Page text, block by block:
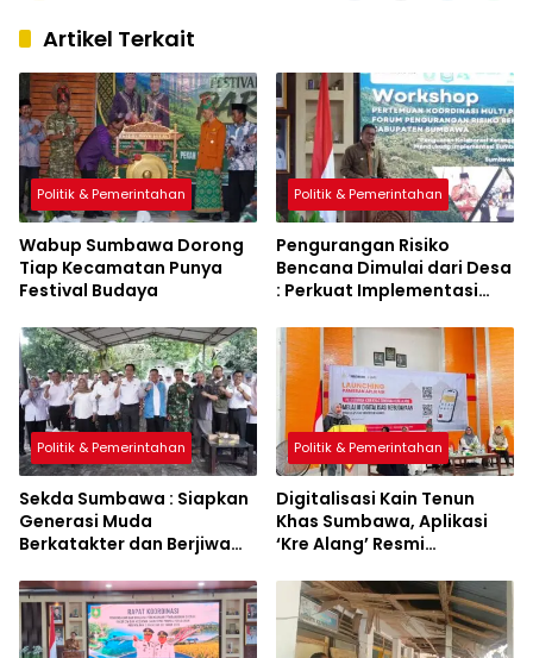
Artikel Terkait
Politik & Pemerintahan
Wabup Sumbawa Dorong
Tiap Kecamatan Punya
Festival Budaya
Politik & Pemerintahan
Pengurangan Risiko
Bencana Dimulai dari Desa
: Perkuat Implementasi
Politik & Pemerintahan
Sekda Sumbawa : Siapkan
Generasi Muda
Berkatakter dan Berjiwa
Politik & Pemerintahan
Digitalisasi Kain Tenun
Khas Sumbawa, Aplikasi
‘Kre Alang’ Resmi